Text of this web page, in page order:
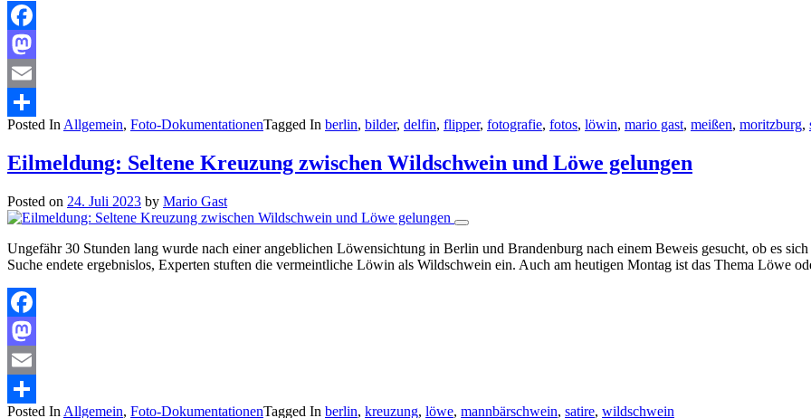
Facebook
Mastodon
Email
Teilen
Posted In Allgemein, Foto-DokumentationenTagged In berlin, bilder, delfin, flipper, fotografie, fotos, löwin, mario gast, meißen, moritzburg,
Eilmeldung: Seltene Kreuzung zwischen Wildschwein und Löwe gelungen
Posted on 24. Juli 2023 by Mario Gast
Ungefähr 30 Stunden lang wurde nach einer angeblichen Löwensichtung in Berlin und Brandenburg nach einem Beweis gesucht, ob es
Suche endete ergebnislos, Experten stuften die vermeintliche Löwin als Wildschwein ein. Auch am heutigen Montag ist das Thema Löwe
Facebook
Mastodon
Email
Posted In Allgemein, Foto-DokumentationenTagged In berlin, kreuzung, löwe, mannbärschwein, satire, wildschwein